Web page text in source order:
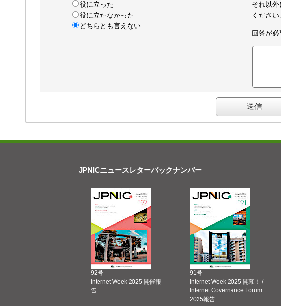
役に立った
役に立たなかった
どちらとも言えない
それ以
ください
回答が必
JPNICニュースレターバックナンバー
92号
Internet Week 2025 開催報
告
91号
Internet Week 2025 開幕！ /
Internet Governance Forum
2025報告